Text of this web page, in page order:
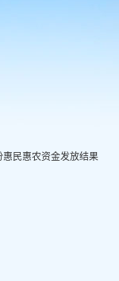
民惠农资金发放结果